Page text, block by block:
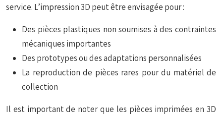
service. L’impression 3D peut être envisagée pour :
Des pièces plastiques non soumises à des contraintes
mécaniques importantes
Des prototypes ou des adaptations personnalisées
La reproduction de pièces rares pour du matériel de
collection
Il est important de noter que les pièces imprimées en 3D